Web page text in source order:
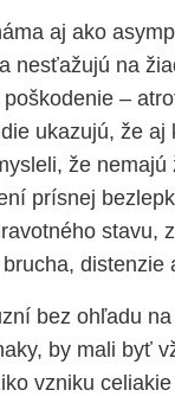
aj ako
nesťažujú na
–
ukazujú, že aj
že nemajú
prísnej
stavu,
distenzie
bez ohľadu
by mali byť
vzniku